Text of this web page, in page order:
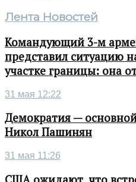
Лента Новостей
Командующий 3-м
представил ситуацию
участке границы: она
31 мая 12:22
Демократия —
Никол Пашинян
31 мая 11:26